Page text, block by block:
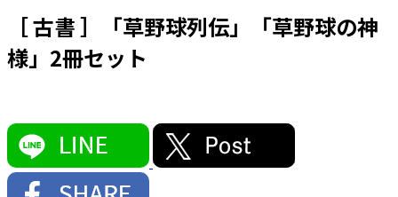
［ 古書 ］「草野球列伝」「草野球の神
様」2冊セット